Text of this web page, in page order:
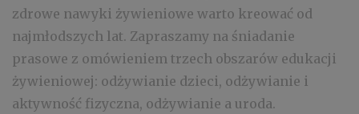
zdrowe nawyki żywieniowe warto kreować od
najmłodszych lat. Zapraszamy na śniadanie
prasowe z omówieniem trzech obszarów edukacji
żywieniowej: odżywianie dzieci, odżywianie i
aktywność fizyczna, odżywianie a uroda.